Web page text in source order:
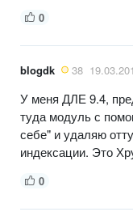
0
blogdk 38
У меня ДЛЕ 9.4,
туда модуль с
себе" и удаляю
индексации. Это
0